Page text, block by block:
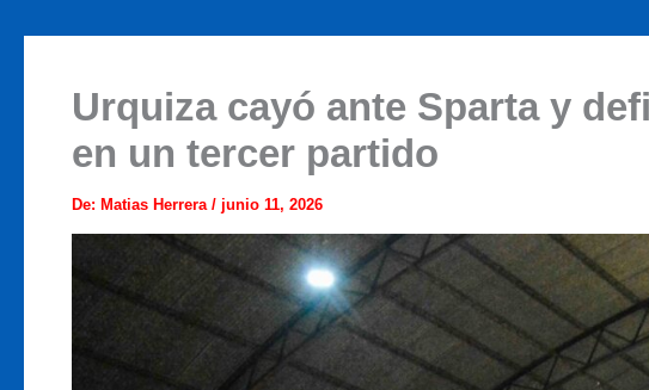
Urquiza cayó ante Sparta y
en un tercer partido
De: Matias Herrera / junio 11, 2026